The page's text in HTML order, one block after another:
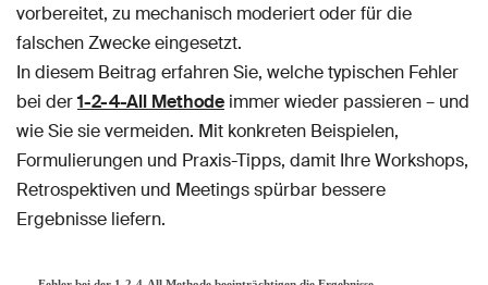
vorbereitet, zu mechanisch moderiert oder für die
falschen Zwecke eingesetzt.
In diesem Beitrag erfahren Sie, welche typischen Fehler
bei der1-2-4-All Methode immer wieder passieren – und
wie Sie sie vermeiden. Mit konkreten Beispielen,
Formulierungen und Praxis-Tipps, damit Ihre Workshops,
Retrospektiven und Meetings spürbar bessere
Ergebnisse liefern.